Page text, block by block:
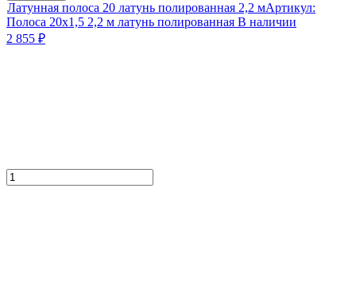
Латунная полоса 20 латунь полированная 2,2 мАртикул:
Полоса 20х1,5 2,2 м латунь полированная В наличии
2 855 ₽